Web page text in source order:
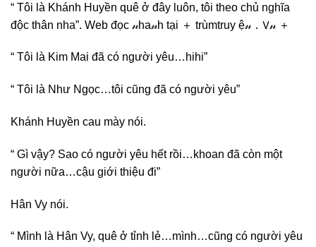
“ Tôi là Khánh Huyền quê ở đây luôn, tôi theo chủ nghĩa
độc thân nha”. Web‎ đọc‎ 𝓃ha𝓃h‎ tại‎ ＋‎ trùmtruy‎ ệ𝓃．𝖵𝓃‎ ＋
“ Tôi là Kim Mai đã có người yêu…hihi”
“ Tôi là Như Ngọc…tôi cũng đã có người yêu”
Khánh Huyền cau mày nói.
“ Gì vậy? Sao có người yêu hết rồi…khoan đã còn một
người nữa…cậu giới thiệu đi”
Hân Vy nói.
“ Mình là Hân Vy, quê ở tỉnh lẻ…mình…cũng có người yêu